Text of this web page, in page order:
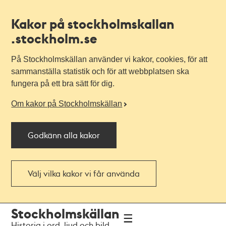
Kakor på stockholmskallan
.stockholm.se
På Stockholmskällan använder vi kakor, cookies, för att
sammanställa statistik och för att webbplatsen ska
fungera på ett bra sätt för dig.
Om kakor på Stockholmskällan
Godkänn alla kakor
Välj vilka kakor vi får använda
navigationen
huvudinnehållet
Stockholmskällan